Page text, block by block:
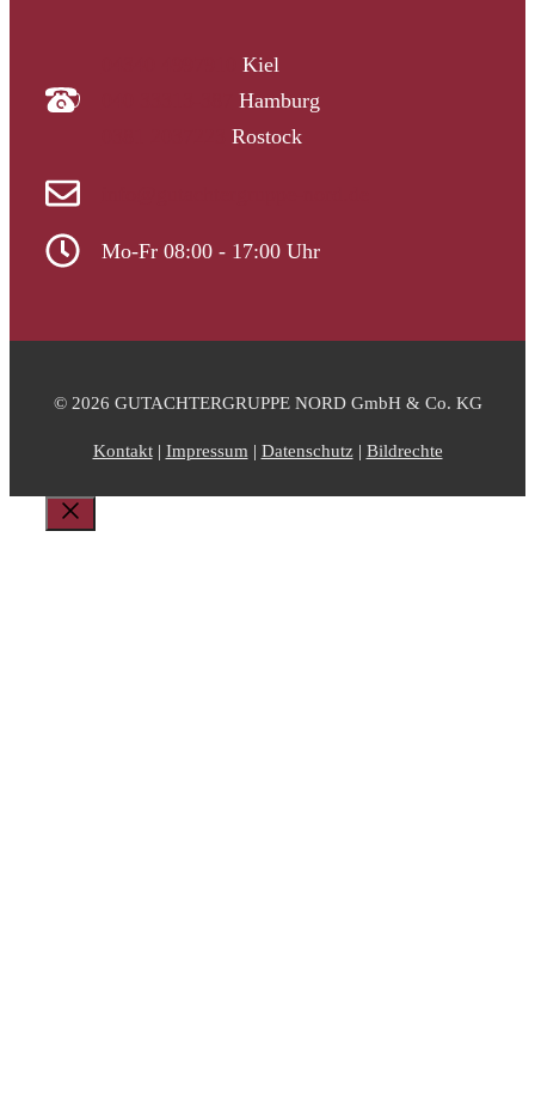
Kiel
Hamburg
Rostock
Mo-Fr 08:00 - 17:00 Uhr
© 2026 GUTACHTERGRUPPE NORD GmbH & Co. KG
Kontakt| Impressum | Datenschutz| Bildrechte
Schließen